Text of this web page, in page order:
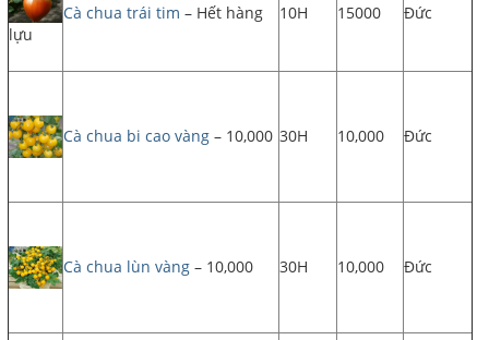
lựu
Cà chua trái tim – Hết hàng 10H 15000 Đức
Cà chua bi cao vàng – 10,000 30H 10,000 Đức
Cà chua lùn vàng – 10,000 30H 10,000 Đức